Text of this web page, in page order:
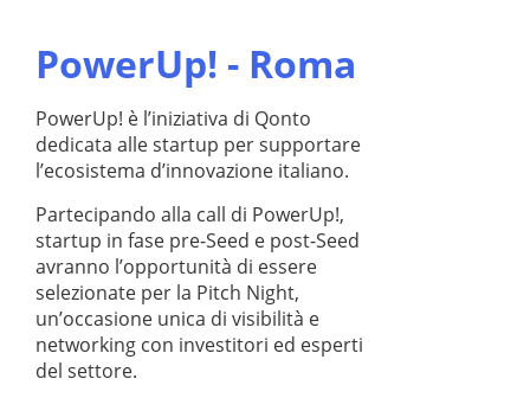
PowerUp! - Roma
PowerUp! è l’iniziativa di Qonto
dedicata alle startup per supportare
l’ecosistema d’innovazione italiano.
Partecipando alla call di PowerUp!,
startup in fase pre-Seed e post-Seed
avranno l’opportunità di essere
selezionate per la Pitch Night,
un’occasione unica di visibilità e
networking con investitori ed esperti
del settore.